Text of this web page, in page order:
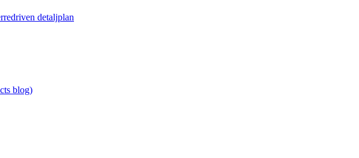
detaljplan
blog)